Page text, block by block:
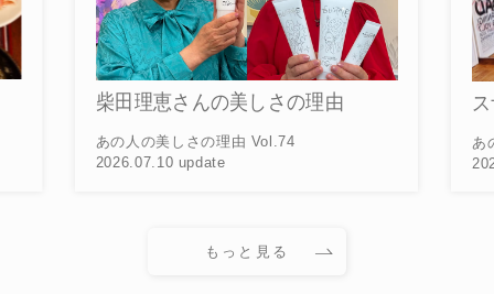
さの理由 スザンヌさんの美しさの理由
あの人の美しさの理由 Vol.73
もっと見る